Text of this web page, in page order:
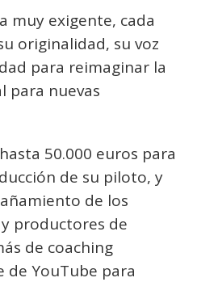
muy exigente, cada
originalidad, su voz
para reimaginar la
para nuevas
50.000 euros para
de su piloto, y
de los
productores de
de coaching
YouTube para